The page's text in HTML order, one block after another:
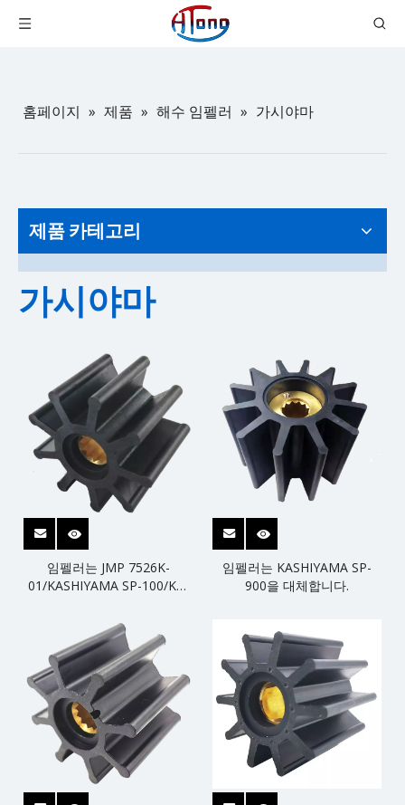
홈페이지 » 제품 » 해수 임펠러 » 가시야마
제품 카테고리
가시야마
임펠러는 JMP 7526K-
01/KASHIYAMA SP-100/KP-
임펠러는 KASHIYAMA SP-
900을 대체합니다.